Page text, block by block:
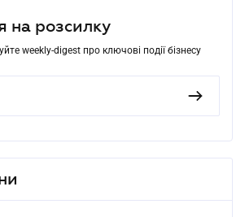
на розсилку
weekly-digest про ключові події бізнесу